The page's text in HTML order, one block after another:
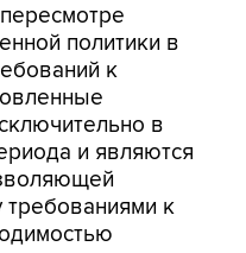
политики в
к
в
и являются
требованиями к